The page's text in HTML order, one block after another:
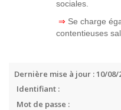
sociales.
⇒ Se charge
contentieuses
Dernière mise à jour : 10/08/
Identifiant :
Mot de passe :